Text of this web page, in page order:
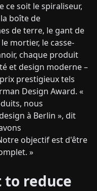
ce soit le spiraliseur,
boîte de
de terre, le gant de
mortier, le casse-
chaque produit
et design moderne –
prestigieux tels
Design Award. «
nous
à Berlin », dit
objectif est d'être
»
to reduce